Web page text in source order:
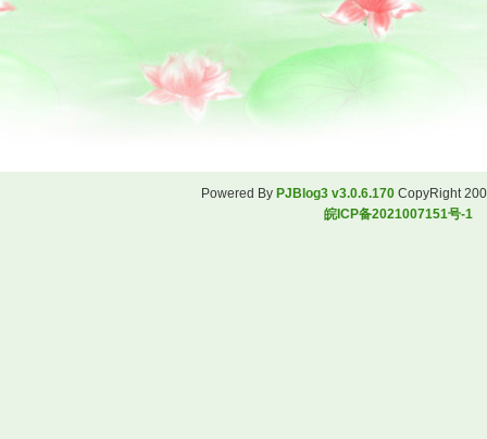
Powered By PJBlog3 v3.0.6.170 CopyRight
皖ICP备2021007151号-1